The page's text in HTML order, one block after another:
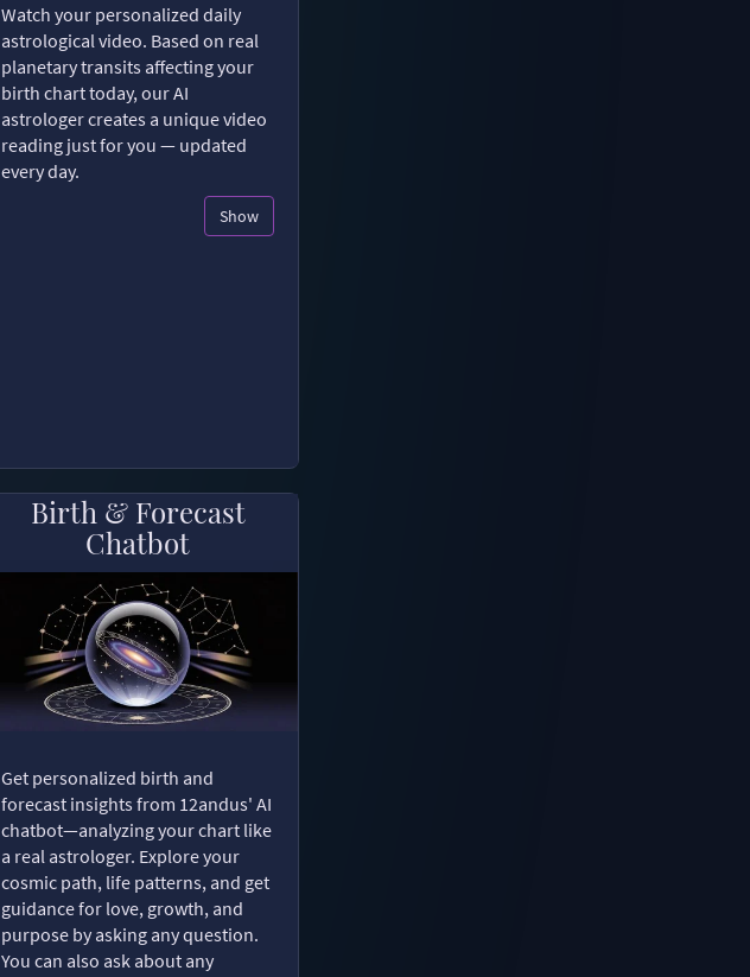
Watch your personalized daily
astrological video. Based on real
planetary transits affecting your
birth chart today, our AI
astrologer creates a unique video
reading just for you — updated
every day.
Show
Birth & Forecast
Chatbot
Get personalized birth and
forecast insights from 12andus' AI
chatbot—analyzing your chart like
a real astrologer. Explore your
cosmic path, life patterns, and get
guidance for love, growth, and
purpose by asking any question.
You can also ask about any